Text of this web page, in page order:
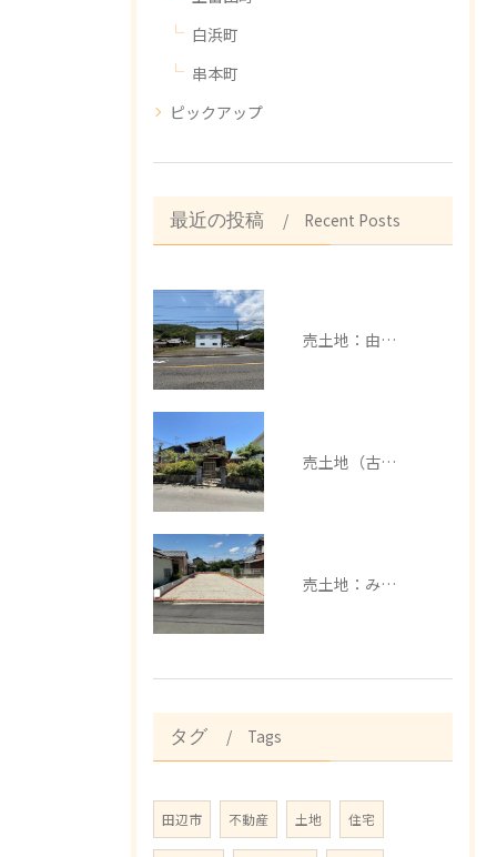
白浜町
串本町
ピックアップ
最近の投稿 Recent Posts
売土地：由良町中
売土地（古家有）：みなべ町芝
売土地：みなべ町埴田
タグ Tags
田辺市 不動産 土地 住宅